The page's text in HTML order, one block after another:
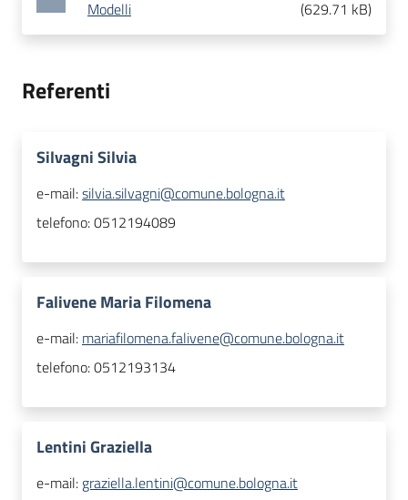
Modelli (629.71 kB)
Referenti
Silvagni Silvia
e-mail:silvia.silvagni@comune.bologna.it
telefono:0512194089
Falivene Maria Filomena
e-mail: mariafilomena.falivene@comune.bologna.it
telefono:0512193134
Lentini Graziella
e-mail: graziella.lentini@comune.bologna.it